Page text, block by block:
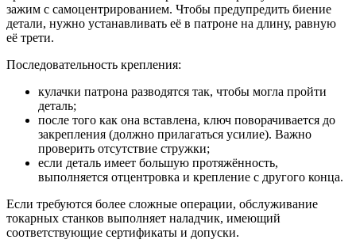
зажим с самоцентрированием. Чтобы предупредить биение
детали, нужно устанавливать её в патроне на длину, равную
её трети.
Последовательность крепления:
кулачки патрона разводятся так, чтобы могла пройти
деталь;
после того как она вставлена, ключ поворачивается до
закрепления (должно прилагаться усилие). Важно
проверить отсутствие стружки;
если деталь имеет большую протяжённость,
выполняется отцентровка и крепление с другого конца.
Если требуются более сложные операции, обслуживание
токарных станков выполняет наладчик, имеющий
соответствующие сертификаты и допуски.